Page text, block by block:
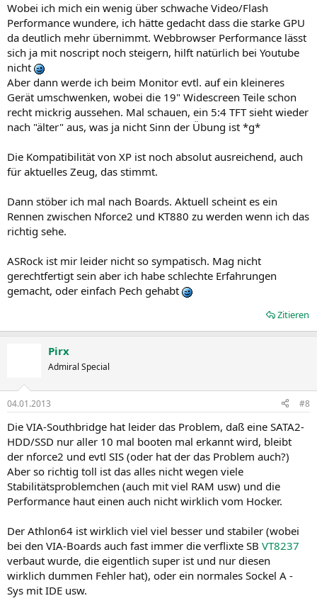
Wobei ich mich ein wenig über schwache Video/Flash
Performance wundere, ich hätte gedacht dass die starke GPU
da deutlich mehr übernimmt. Webbrowser Performance lässt
sich ja mit noscript noch steigern, hilft natürlich bei Youtube
nicht
Aber dann werde ich beim Monitor evtl. auf ein kleineres
Gerät umschwenken, wobei die 19" Widescreen Teile schon
recht mickrig aussehen. Mal schauen, ein 5:4 TFT sieht wieder
nach "älter" aus, was ja nicht Sinn der Übung ist *g*
Die Kompatibilität von XP ist noch absolut ausreichend, auch
für aktuelles Zeug, das stimmt.
Dann stöber ich mal nach Boards. Aktuell scheint es ein
Rennen zwischen Nforce2 und KT880 zu werden wenn ich das
richtig sehe.
ASRock ist mir leider nicht so sympatisch. Mag nicht
gerechtfertigt sein aber ich habe schlechte Erfahrungen
gemacht, oder einfach Pech gehabt
Zitieren
Pirx
Admiral Special
04.01.2013 #8
Die VIA-Southbridge hat leider das Problem, daß eine SATA2-
HDD/SSD nur aller 10 mal booten mal erkannt wird, bleibt
der nforce2 und evtl SIS (oder hat der das Problem auch?)
Aber so richtig toll ist das alles nicht wegen viele
Stabilitätsproblemchen (auch mit viel RAM usw) und die
Performance haut einen auch nicht wirklich vom Hocker.
Der Athlon64 ist wirklich viel viel besser und stabiler (wobei
bei den VIA-Boards auch fast immer die verflixte SB VT8237
verbaut wurde, die eigentlich super ist und nur diesen
wirklich dummen Fehler hat), oder ein normales Sockel A -
Sys mit IDE usw.